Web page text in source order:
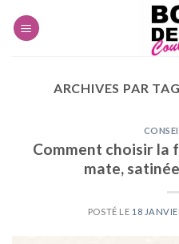
ARCHIVES PAR
Comment choisir la
mate,
POSTÉ LE 18